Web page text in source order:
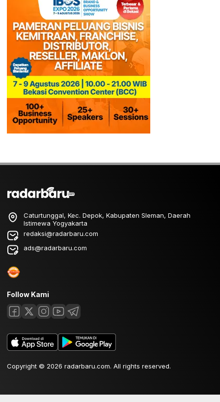
Caturtunggal, Kec. Depok, Kabupaten Sleman, Daerah
Istimewa Yogyakarta
redaksi@radarbaru.com
ads@radarbaru.com
Follow Kami
Copyright © 2026 radarbaru.com. All rights reserved.